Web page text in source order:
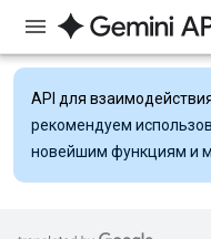
API для
рекомендуем
новейшим функциям и